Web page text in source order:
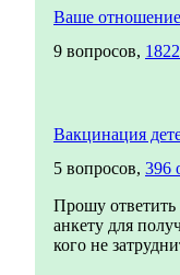
Ваше
9 вопросов,
Вакцинация
5 вопросов, 396
Прошу
анкету для
кого не